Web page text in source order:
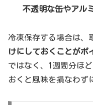
不透明な缶やアル
冷凍保存する場合は、
けにしておくことがポ
ではなく、1週間分ほ
おくと風味を損なわず